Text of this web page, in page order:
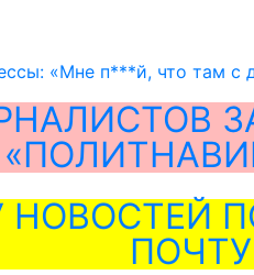
«Мне п***й, что там с
ПОЧТУ